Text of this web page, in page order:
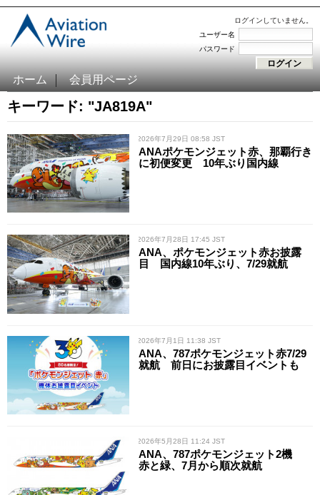
ログインしていません。
ユーザー名
パスワード
ホーム 会員用ページ
キーワード: "JA819A"
/ 2026年7月29日 08:58 JST
ANAポケモンジェット赤、那覇行き
に初便変更 10年ぶり国内線
/ 2026年7月28日 17:45 JST
ANA、ポケモンジェット赤お披露
目 国内線10年ぶり、7/29就航
/ 2026年7月1日 11:38 JST
ANA、787ポケモンジェット赤7/29
就航 前日にお披露目イベントも
/ 2026年5月28日 11:24 JST
ANA、787ポケモンジェット2機
赤と緑、7月から順次就航